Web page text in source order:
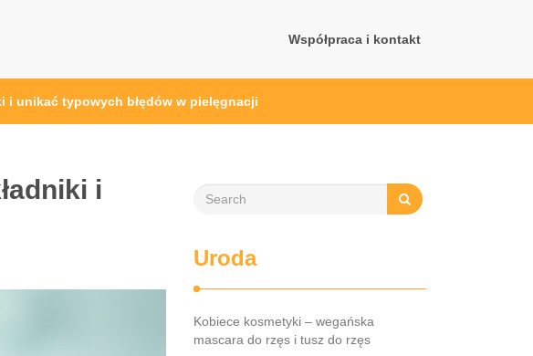
Współpraca i kontakt
i unikać typowych błędów w pielęgnacji
i
Uroda
Kobiece kosmetyki – wegańska
mascara do rzęs i tusz do rzęs